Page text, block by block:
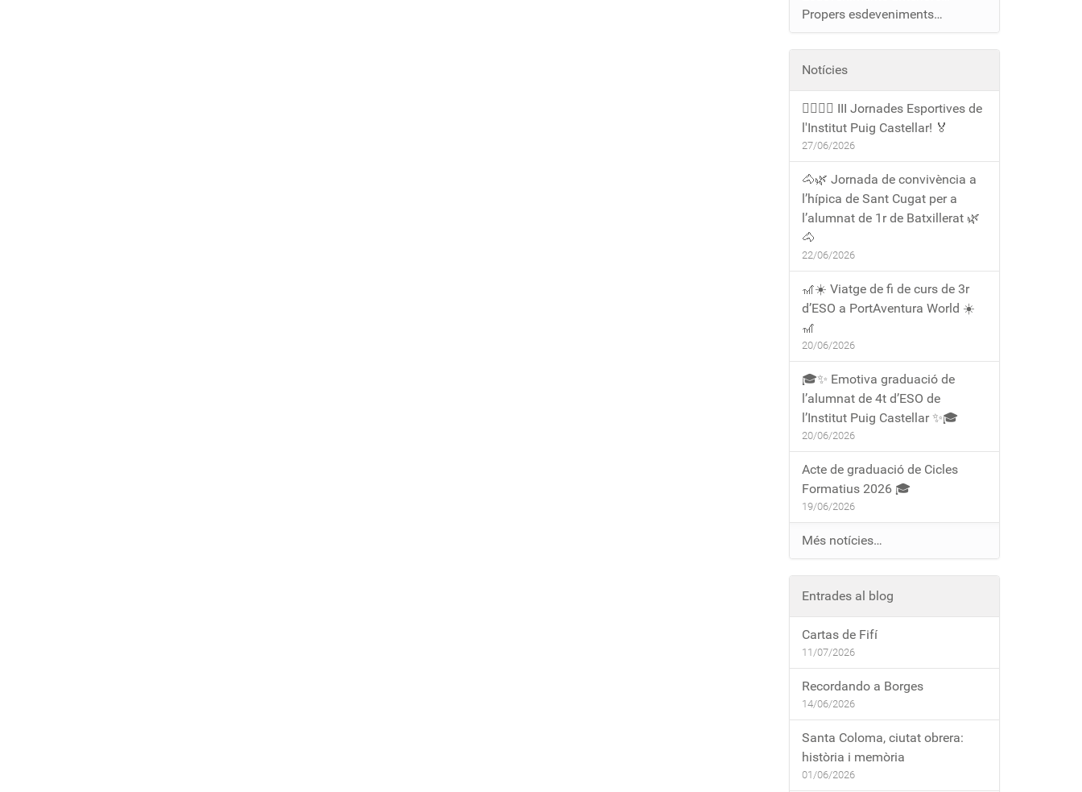
Propers esdeveniments…
Notícies
🏃‍♀️🏃‍♂️ III Jornades Esportives de
l'Institut Puig Castellar! 🏅
27/06/2026
🐴🌿 Jornada de convivència a
l’hípica de Sant Cugat per a
l’alumnat de 1r de Batxillerat 🌿
🐴
22/06/2026
🎢☀️ Viatge de fi de curs de 3r
d’ESO a PortAventura World ☀️
🎢
20/06/2026
🎓✨ Emotiva graduació de
l’alumnat de 4t d’ESO de
l’Institut Puig Castellar ✨🎓
20/06/2026
Acte de graduació de Cicles
Formatius 2026 🎓
19/06/2026
Més notícies…
Entrades al blog
Cartas de Fifí
11/07/2026
Recordando a Borges
14/06/2026
Santa Coloma, ciutat obrera:
història i memòria
01/06/2026